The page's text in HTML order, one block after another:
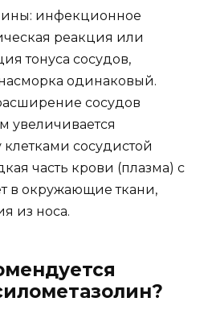
инфекционное
реакция или
тонуса сосудов,
одинаковый.
сосудов
увеличивается
сосудистой
часть крови (плазма) с
в окружающие ткани,
из носа.